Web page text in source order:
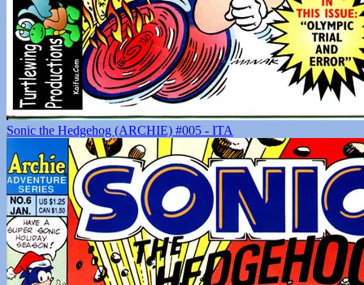
Sonic the Hedgehog (ARCHIE) #005 - ITA